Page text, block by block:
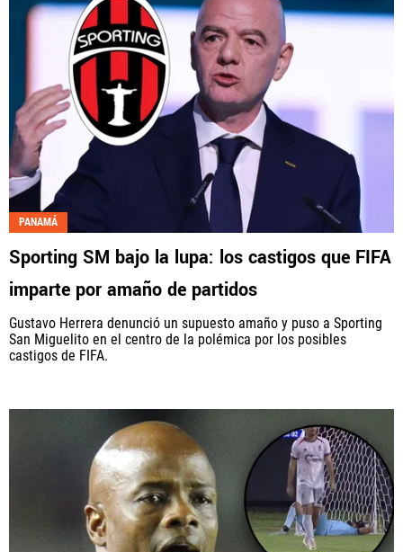
PANAMÁ
Sporting SM bajo la lupa: los castigos que FIFA
imparte por amaño de partidos
Gustavo Herrera denunció un supuesto amaño y puso a Sporting
San Miguelito en el centro de la polémica por los posibles
castigos de FIFA.